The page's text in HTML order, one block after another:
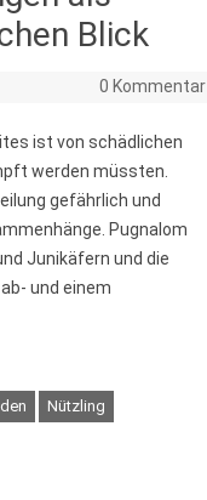
Blick
0 Kommentar
ist von schädlichen
werden müssten.
gefährlich und
Pugnalom
Junikäfern und die
und einem
Nützling